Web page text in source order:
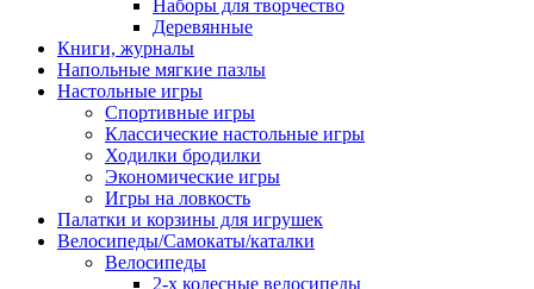
Наборы для творчество
Деревянные
Книги, журналы
Напольные мягкие пазлы
Настольные игры
Спортивные игры
Классические настольные игры
Ходилки бродилки
Экономические игры
Игры на ловкость
Палатки и корзины для игрушек
Велосипеды/Самокаты/каталки
Велосипеды
2-х колесные велосипеды